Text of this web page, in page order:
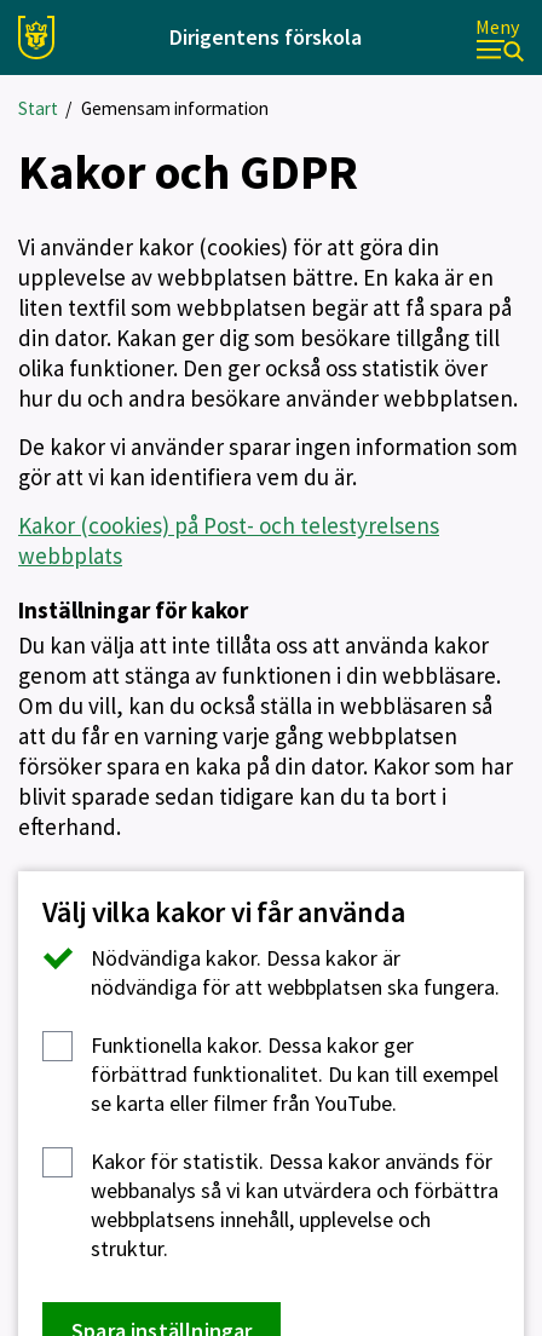
Dirigentens förskola Meny
Start / Gemensam information
Kakor och GDPR
Vi använder kakor (cookies) för att göra din
upplevelse av webbplatsen bättre. En kaka är en
liten textfil som webbplatsen begär att få spara på
din dator. Kakan ger dig som besökare tillgång till
olika funktioner. Den ger också oss statistik över
hur du och andra besökare använder webbplatsen.
De kakor vi använder sparar ingen information som
gör att vi kan identifiera vem du är.
Kakor (cookies) på Post- och telestyrelsens
webbplats
Inställningar för kakor
Du kan välja att inte tillåta oss att använda kakor
genom att stänga av funktionen i din webbläsare.
Om du vill, kan du också ställa in webbläsaren så
att du får en varning varje gång webbplatsen
försöker spara en kaka på din dator. Kakor som har
blivit sparade sedan tidigare kan du ta bort i
efterhand.
Välj vilka kakor vi får använda
Nödvändiga kakor. Dessa kakor är
nödvändiga för att webbplatsen ska fungera.
Funktionella kakor. Dessa kakor ger
förbättrad funktionalitet. Du kan till exempel
se karta eller filmer från YouTube.
Kakor för statistik. Dessa kakor används för
webbanalys så vi kan utvärdera och förbättra
webbplatsens innehåll, upplevelse och
struktur.